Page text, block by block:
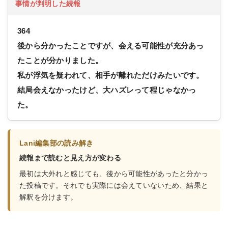
事情が判明した続報
364
後から分かったことですが、会える可能性が充分あっ
たことが分かりました。
私が浮気を疑われて、相手が離れただけみたいです。
結局会えなかったけど、大ハズレって程じゃなかっ
た。
Lani編集部の読み解き
続報まで読むと見え方が変わる
最初は大外れと感じても、後から可能性があったと分かっ
た投稿です。それでも実際には会えていないため、結果と
解釈を分けます。